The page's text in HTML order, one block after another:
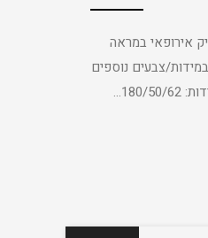
אירופאי במראה
במידות/צבעים נוספים
62...